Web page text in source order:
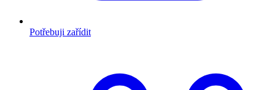
Potřebuji zařídit